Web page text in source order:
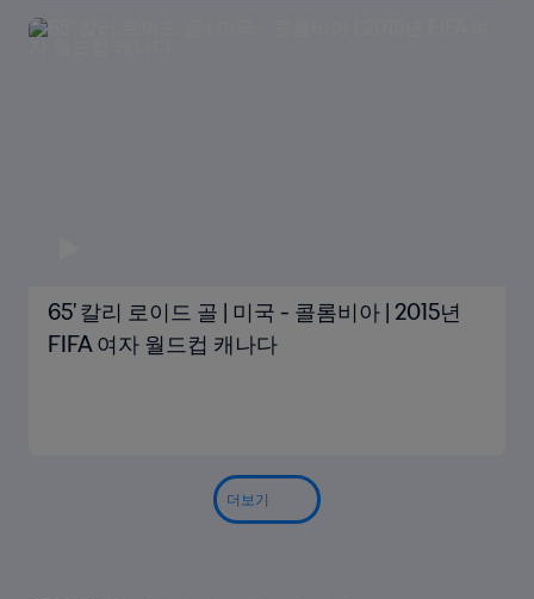
65' 칼리 로이드 골 | 미국 - 콜롬비아 | 2015년
FIFA 여자 월드컵 캐나다
더보기